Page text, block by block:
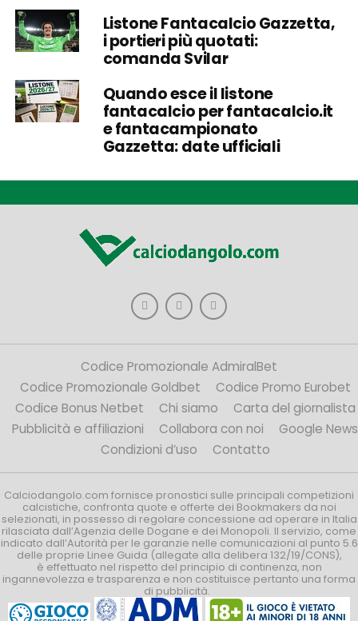
Listone Fantacalcio Gazzetta,
i portieri più quotati:
comanda Svilar
Quando esce il listone
fantacalcio per fantacalcio.it
e fantacampionato
Gazzetta: date ufficiali
Codice Promozionale AdmiralBet
Codice Promozionale Goldbet
Codice Promo Eurobet
Codice Bonus Netbet
Chi siamo
Carta del giornalista
Pubblicità e affiliazioni
Collabora con noi
Google News
Condizioni d’uso
Contatto
Calciodangolo.com fornisce pronostici sulle principali competizioni
calcistiche, confronta quote e offerte dei Bookmakers da noi
selezionati, in possesso di regolare concessione ad operare in Italia
rilasciata dall’Agenzia delle Dogane e dei Monopoli. Il servizio, come
indicato dall’Autorità per le garanzie nelle comunicazioni al punto 5.6
delle proprie Linee Guida (allegate alla delibera 132/19/CONS),
è effettuato nel rispetto del principio di continenza, non
ingannevolezza e trasparenza e non costituisce pertanto una forma
di pubblicità.